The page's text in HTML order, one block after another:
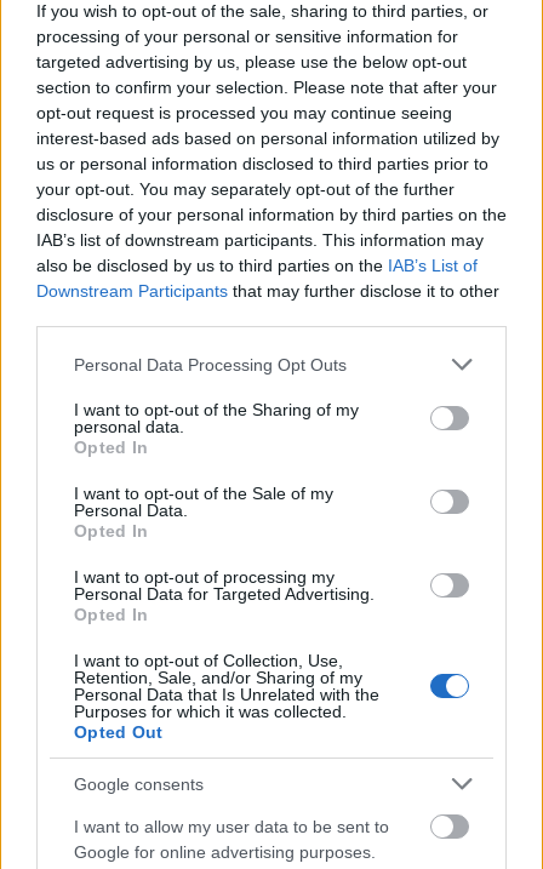
If you wish to opt-out of the sale, sharing to third parties, or
processing of your personal or sensitive information for
targeted advertising by us, please use the below opt-out
section to confirm your selection. Please note that after your
opt-out request is processed you may continue seeing
interest-based ads based on personal information utilized by
us or personal information disclosed to third parties prior to
your opt-out. You may separately opt-out of the further
disclosure of your personal information by third parties on the
IAB’s list of downstream participants. This information may
also be disclosed by us to third parties on the IAB’s List of
Downstream Participants that may further disclose it to other
Please note that this website/app uses one or more Google
not limited to your visit or usage behaviour. You may click to
grant or deny consent to Google and its third-party tags to
use your data for below specified purposes in below Google
consent section.
Personal Data Processing Opt Outs
I want to opt-out of the Sharing of my
personal data.
Opted In
I want to opt-out of the Sale of my
Personal Data.
Opted In
I want to opt-out of processing my
Personal Data for Targeted Advertising.
Opted In
I want to opt-out of Collection, Use,
Retention, Sale, and/or Sharing of my
Personal Data that Is Unrelated with the
Purposes for which it was collected.
Opted Out
Google consents
I want to allow my user data to be sent to
Google for online advertising purposes.
μεταξύ…
Γιώργος Κωνσταντίνου: Δεν έκανα παρέα με τη
Βουγιουκλάκη – Οι δικοί μου παντρεύτηκαν όταν
ήταν 60 ετών
ΑΝΑΡΤΗΘΗΚΕ ΑΠΟGUEST USER 29 ΜΑΡΤΊΟΥ 2022
Συνέντευξη παραχώρησε ο Γιώργος Κωνσταντίνου στην εκπομπή
«Στούντιο 4» και αναφέρθηκε στη φιλία του με τη Μάρω Κοντού,
την Αλίκη Βουγιουκλάκη, αλλά και στα…